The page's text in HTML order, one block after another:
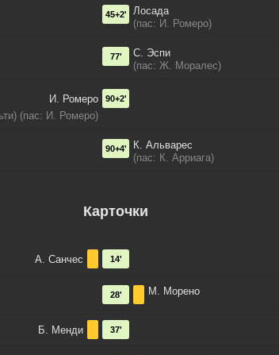
Лосада
(пас: И. Ромеро)
45+2'
С. Эспи
(пас: Ж. Моралес)
77'
И. Ромеро
(пас: И. Ромеро)
90+2'
К. Альварес
(пас: К. Арриага)
90+4'
Карточки
А. Санчес 14'
М. Морено
28'
Б. Менди 37'